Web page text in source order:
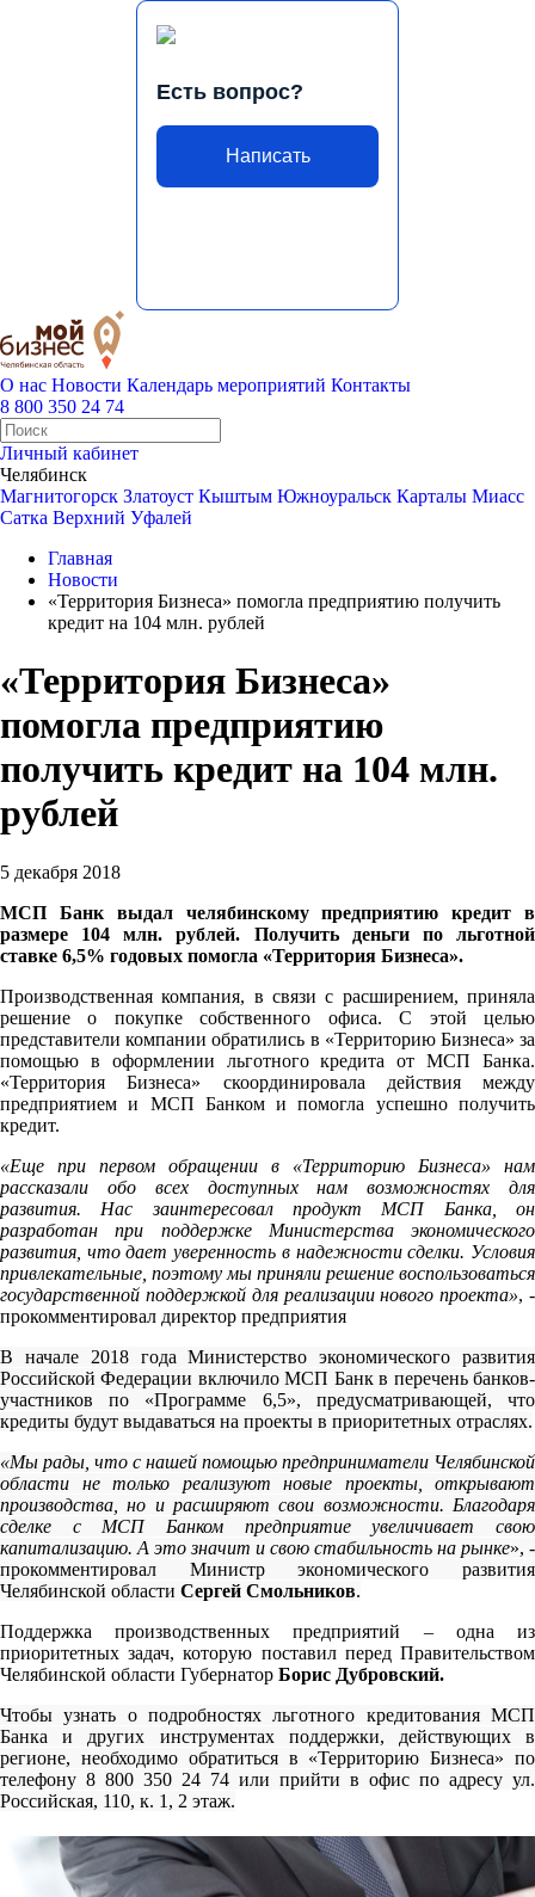
Есть вопрос?
Написать
О нас Новости Календарь мероприятий Контакты
8 800 350 24 74
Личный кабинет
Челябинск
Магнитогорск Златоуст Кыштым Южноуральск Карталы Миасс
Сатка Верхний Уфалей
Главная
Новости
«Территория Бизнеса» помогла предприятию получить
кредит на 104 млн. рублей
«Территория Бизнеса»
помогла предприятию
получить кредит на 104 млн.
рублей
5 декабря 2018
МСП Банк выдал челябинскому предприятию кредит в
размере 104 млн. рублей. Получить деньги по льготной
ставке 6,5% годовых помогла «Территория Бизнеса».
Производственная компания, в связи с расширением, приняла
решение о покупке собственного офиса. С этой целью
представители компании обратились в «Территорию Бизнеса» за
помощью в оформлении льготного кредита от МСП Банка.
«Территория Бизнеса» скоординировала действия между
предприятием и МСП Банком и помогла успешно получить
кредит.
«Еще при первом обращении в «Территорию Бизнеса» нам
рассказали обо всех доступных нам возможностях для
развития. Нас заинтересовал продукт МСП Банка, он
разработан при поддержке Министерства экономического
развития, что дает уверенность в надежности сделки. Условия
привлекательные, поэтому мы приняли решение воспользоваться
государственной поддержкой для реализации нового проекта», -
прокомментировал директор предприятия
В начале 2018 года Министерство экономического развития
Российской Федерации включило МСП Банк в перечень банков-
участников по «Программе 6,5», предусматривающей, что
кредиты будут выдаваться на проекты в приоритетных отраслях.
«Мы рады, что с нашей помощью предприниматели Челябинской
области не только реализуют
новые проекты, открывают
производства, но и расширяют свои возможности. Благодаря
сделке с МСП Банком предприятие увеличивает свою
капитализацию. А это значит и свою стабильность на рынке», -
прокомментировал Министр экономического развития
Челябинской области Сергей Смольников.
Поддержка производственных предприятий – одна из
приоритетных задач, которую поставил перед Правительством
Челябинской области Губернатор Борис Дубровский.
Чтобы узнать о подробностях льготного кредитования МСП
Банка и других инструментах поддержки, действующих в
регионе, необходимо обратиться в «Территорию Бизнеса» по
телефону 8 800 350 24 74 или прийти в офис по адресу ул.
Российская, 110, к. 1, 2 этаж.